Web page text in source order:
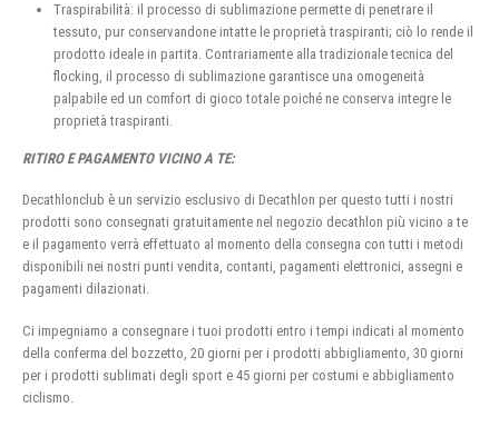
Traspirabilità: il processo di sublimazione permette di penetrare il
tessuto, pur conservandone intatte le proprietà traspiranti; ciò lo rende il
prodotto ideale in partita. Contrariamente alla tradizionale tecnica del
flocking, il processo di sublimazione garantisce una omogeneità
palpabile ed un comfort di gioco totale poiché ne conserva integre le
proprietà traspiranti.
RITIRO E PAGAMENTO VICINO A TE:
Decathlonclub è un servizio esclusivo di Decathlon per questo tutti i nostri
prodotti sono consegnati gratuitamente nel negozio decathlon più vicino a te
e il pagamento verrà effettuato al momento della consegna con tutti i metodi
disponibili nei nostri punti vendita, contanti, pagamenti elettronici, assegni e
pagamenti dilazionati.
Ci impegniamo a consegnare i tuoi prodotti entro i tempi indicati al momento
della conferma del bozzetto, 20 giorni per i prodotti abbigliamento, 30 giorni
per i prodotti sublimati degli sport e 45 giorni per costumi e abbigliamento
ciclismo.